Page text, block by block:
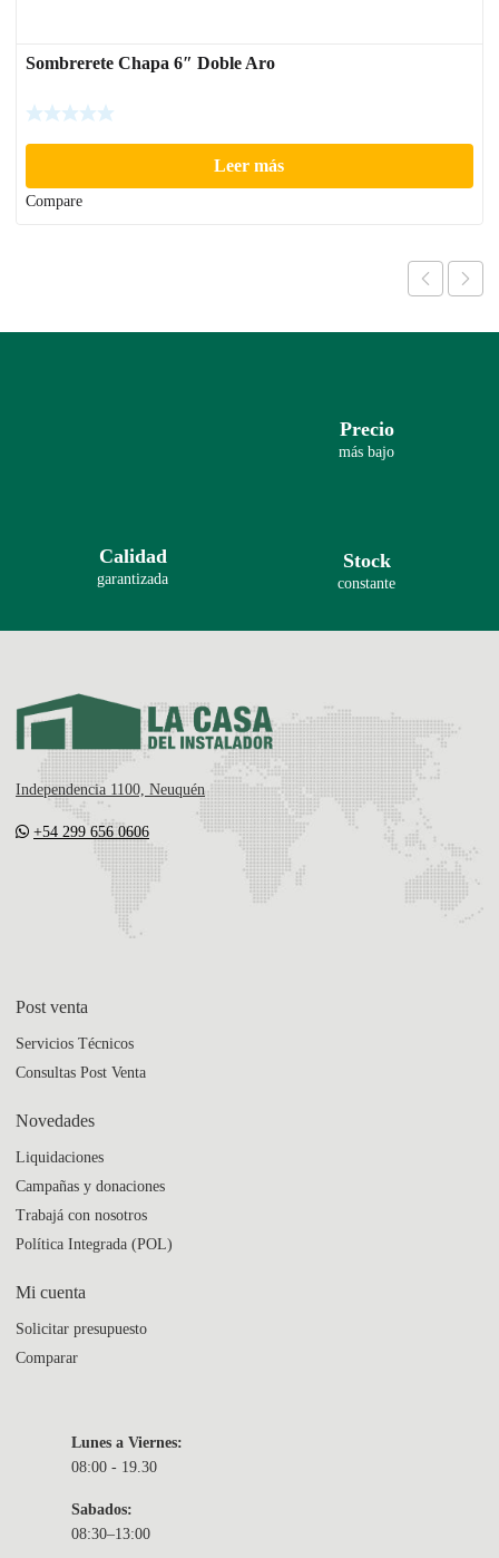
Sombrerete Chapa 6″ Doble Aro
Leer más
Compare
Precio
más bajo
Calidad
garantizada
Stock
constante
Independencia 1100, Neuquén
+54 299 656 0606
Post venta
Servicios Técnicos
Consultas Post Venta
Novedades
Liquidaciones
Campañas y donaciones
Trabajá con nosotros
Política Integrada (POL)
Mi cuenta
Solicitar presupuesto
Comparar
Lunes a Viernes:
08:00 - 19.30
Sabados:
08:30–13:00